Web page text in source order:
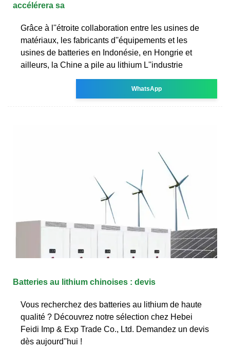
accélérera sa
Grâce à l''étroite collaboration entre les usines de
matériaux, les fabricants d''équipements et les
usines de batteries en Indonésie, en Hongrie et
ailleurs, la Chine a pile au lithium L''industrie
WhatsApp
Batteries au lithium chinoises : devis
Vous recherchez des batteries au lithium de haute
qualité ? Découvrez notre sélection chez Hebei
Feidi Imp & Exp Trade Co., Ltd. Demandez un devis
dès aujourd''hui !